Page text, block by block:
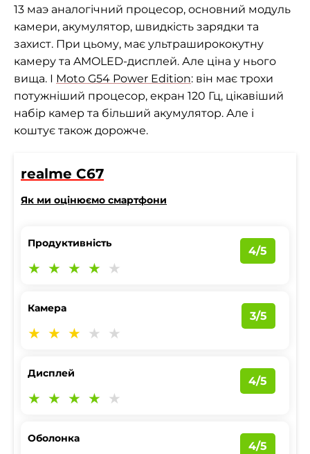
13 маэ аналогічний процесор, основний модуль
камери, акумулятор, швидкість зарядки та
захист. При цьому, має ультраширококутну
камеру та AMOLED-дисплей. Але ціна у нього
вища. І Moto G54 Power Edition: він має трохи
потужніший процесор, екран 120 Гц, цікавіший
набір камер та більший акумулятор. Але і
коштує також дорожче.
realme C67
Як ми оцінюємо смартфони
Продуктивність
4/5
Камера
3/5
Дисплей
4/5
Оболонка
4/5